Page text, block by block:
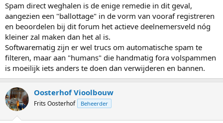
Spam direct weghalen is de enige remedie in dit geval,
aangezien een "ballottage" in de vorm van vooraf registreren
en beoordelen bij dit forum het actieve deelnemersveld nóg
kleiner zal maken dan het al is.
Softwarematig zijn er wel trucs om automatische spam te
filteren, maar aan "humans" die handmatig fora volspammen
is moeilijk iets anders te doen dan verwijderen en bannen.
Oosterhof Vioolbouw
Frits Oosterhof Beheerder